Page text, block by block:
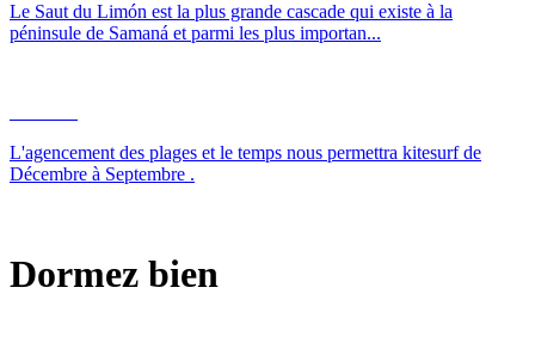
Le Saut du Limón est la plus grande cascade qui existe à la
péninsule de Samaná et parmi les plus importan...
L'agencement des plages et le temps nous permettra kitesurf de
Décembre à Septembre .
Dormez bien